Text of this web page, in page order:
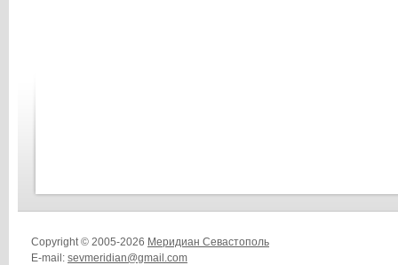
Copyright © 2005-2026 Меридиан Севастополь
E-mail: sevmeridian@gmail.com